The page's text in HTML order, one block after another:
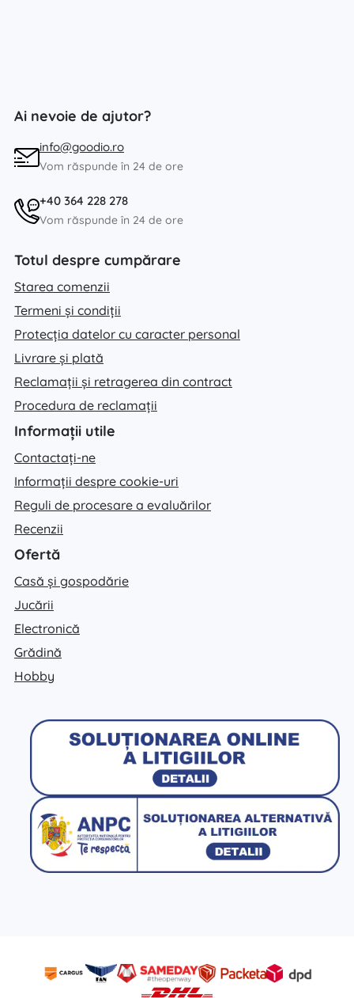
Ai nevoie de ajutor?
info@goodio.ro
Vom răspunde în 24 de ore
+40 364 228 278
Vom răspunde în 24 de ore
Totul despre cumpărare
Starea comenzii
Termeni și condiții
Protecția datelor cu caracter personal
Livrare și plată
Reclamații și retragerea din contract
Procedura de reclamații
Informații utile
Contactați-ne
Informații despre cookie-uri
Reguli de procesare a evaluărilor
Recenzii
Ofertă
Casă și gospodărie
Jucării
Electronică
Grădină
Hobby